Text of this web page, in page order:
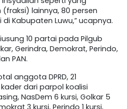
lainnya, 80 persen
Kabupaten Luwu,” ucapnya.
10 partai pada Pilgub
Gerindra, Demokrat, Perindo,
PAN.
anggota DPRD, 21
dari parpol koalisi
NasDem 6 kursi, Golkar 5
3 kursi, Perindo 1 kursi,